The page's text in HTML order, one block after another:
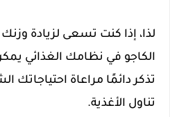
لذا، إذا كنت تسعى لزيادة
الكاجو في نظامك الغذائي
تذكر دائمًا مراعاة احتياجاتك
تناول الأغذية.